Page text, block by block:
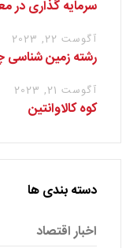
سرمایه گذاری در
آگوست 22, 2023
رشته زمین
آگوست 21, 2023
کوه کالاوانتین
دسته بندی ها
اخبار اقتصاد